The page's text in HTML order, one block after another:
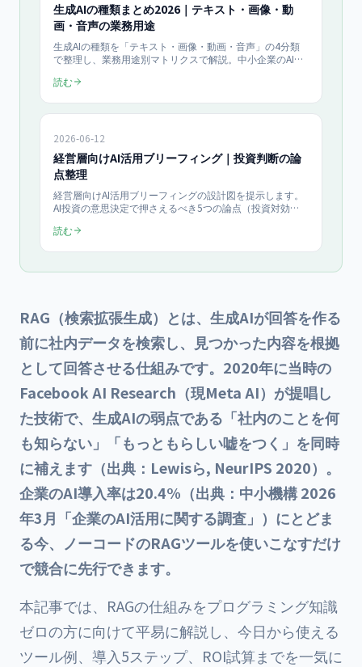
生成AIの種類まとめ2026｜テキスト・画像・動
画・音声の業務用途
生成AIの種類を「テキスト・画像・動画・音声」の4分類
で整理し、業務用途別マトリクスで解説。中小企業のAI導
ChatGPT・Claude Fable 5・Sora等の代表ツール、ROI試
読む
2026-06-12
経営層向けAI活用ブリーフィング｜投資判断の論
点整理
経営層向けAI活用ブリーフィングの設計図を提示します。
AI投資の意思決定で押さえるべき5つの論点（投資対効
試算フレーム、30分の役員会アジェンダ、投資判断チェッ
で解説します。
読む
RAG（検索拡張生成）とは、生成AIが回答を作る
前に社内データを検索し、見つかった内容を根拠
として回答させる仕組みです。2020年に当時の
Facebook AI Research（現Meta AI）が提唱し
た技術で、生成AIの弱点である「社内のことを何
も知らない」「もっともらしい嘘をつく」を同時
に補えます（出典：Lewisら, NeurIPS 2020）。
企業のAI導入率は20.4%（出典：中小機構 2026
年3月「企業のAI活用に関する調査」）にとどま
る今、ノーコードのRAGツールを使いこなすだけ
で競合に先行できます。
本記事では、RAGの仕組みをプログラミング知識
ゼロの方に向けて平易に解説し、今日から使える
ツール例、導入5ステップ、ROI試算までを一気に